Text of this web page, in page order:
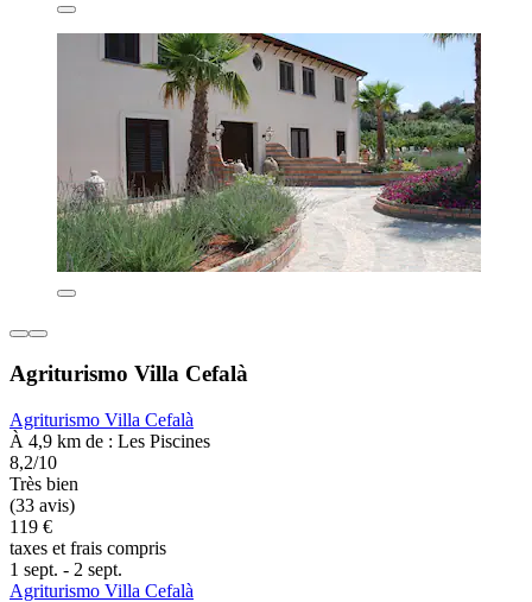
Agriturismo Villa Cefalà
Agriturismo Villa Cefalà
À 4,9 km de : Les Piscines
8,2/10
Très bien
(33 avis)
119 €
taxes et frais compris
1 sept. - 2 sept.
Agriturismo Villa Cefalà